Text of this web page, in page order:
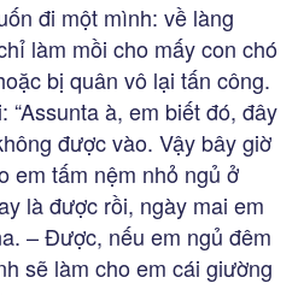
đi một mình: về làng
làm mồi cho mấy con chó
bị quân vô lại tấn công.
“Assunta à, em biết đó, đây
được vào. Vậy bây giờ
em tấm nệm nhỏ ngủ ở
là được rồi, ngày mai em
– Được, nếu em ngủ đêm
sẽ làm cho em cái giường